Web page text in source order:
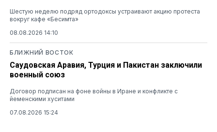
Шестую неделю подряд ортодоксы устраивают акцию протеста
вокруг кафе «Бесимта»
08.08.2026 14:10
БЛИЖНИЙ ВОСТОК
Саудовская Аравия, Турция и Пакистан заключили
военный союз
Договор подписан на фоне войны в Иране и конфликте с
йеменскими хуситами
07.08.2026 15:24